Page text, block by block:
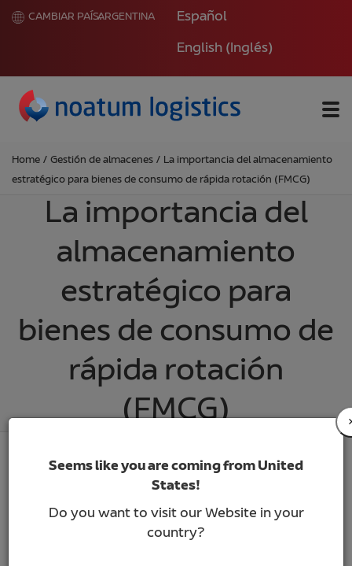
CAMBIAR PAÍS:ARGENTINA
Español
English (Inglés)
Home / Gestión de almacenes / La importancia del almacenamiento
estratégico para bienes de consumo de rápida rotación (FMCG)
La importancia del
almacenamiento
estratégico para
bienes de consumo de
rápida rotación
(FMCG)
Seems like you are coming from United
States!
Do you want to visit our Website in your
country?